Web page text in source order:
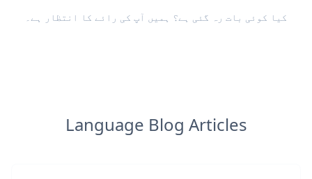
کیا کوئی بات رہ گئی ہے؟ ہمیں آپ کی رائے کا انتظار ہے۔
Language Blog Articles